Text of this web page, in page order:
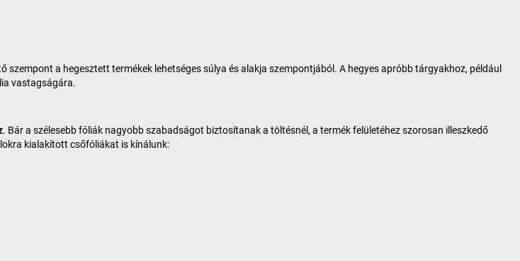
a hegesztett termékek lehetséges súlya és alakja szempontjából. A hegyes apróbb tárgyakhoz, például
vastagságára.
. Bár a szélesebb fóliák nagyobb szabadságot biztosítanak a töltésnél, a termék felületéhez szorosan illeszkedő
kialakított csőfóliákat is kínálunk: